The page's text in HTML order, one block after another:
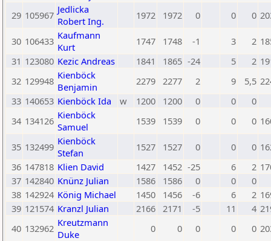
29 105967 Jedlicka
Robert Ing.
1972 1972 0 0 0
30 106433 Kaufmann
Kurt
1747 1748 -1 3 2
31 123080 Kezic Andreas 1841 1865 -24 5 2
32 129948 Kienböck
Benjamin
2279 2277 2 9 5,5
33 140653 Kienböck Ida w 1200 1200 0 0
0
34 134126 Kienböck
Samuel
1539 1539 0 0 0
35 132499 Kienböck
Stefan
1527 1527 0 0 0
36 147818 Klien David 1427 1452 -25 6 2
37 142840 Knünz Julian 1586 1586 0 0
0
38 142924 König Michael 1450 1456 -6 6 2
39 121574 Kranzl Julian 2166 2171 -5 11 4
40 132962 Kreutzmann
Duke
0 0 0 0 0